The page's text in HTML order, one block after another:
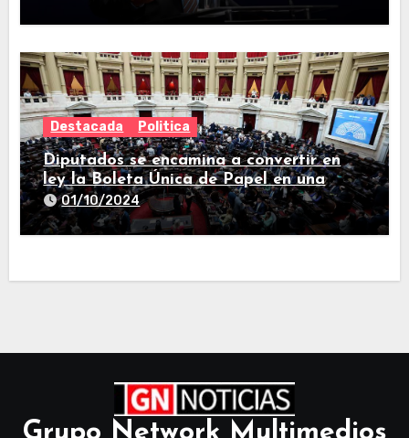
Destacada Politica
Diputados se encamina a convertir en
ley la Boleta Única de Papel en una
larga sesión
01/10/2024